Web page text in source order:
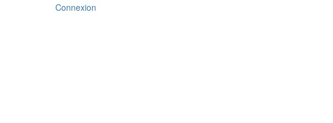
Connexion